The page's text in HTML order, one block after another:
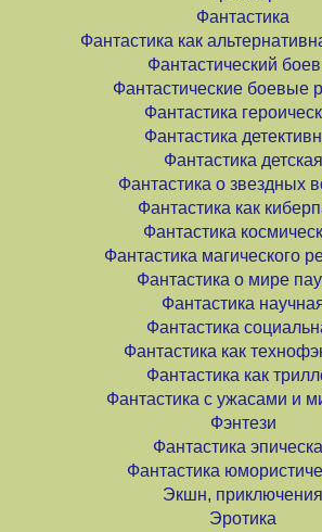
Фантастика
Фантастика как
Фантастический
Фантастические боевые
Фантастика
Фантастика
Фантастика детская
Фантастика о звездных
Фантастика как
Фантастика
Фантастика магического
Фантастика о мире
Фантастика
Фантастика
Фантастика как
Фантастика как
Фантастика с ужасами и
Фэнтези
Фантастика
Фантастика
Экшн, приключения
Эротика